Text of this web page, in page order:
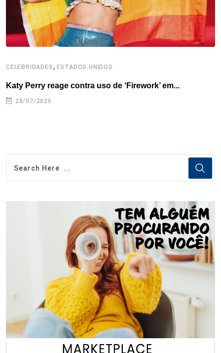
t
CELEBRIDADES , ESTADOS UNIDOS
Katy Perry reage contra uso de ‘Firework’ em...
28/07/2026